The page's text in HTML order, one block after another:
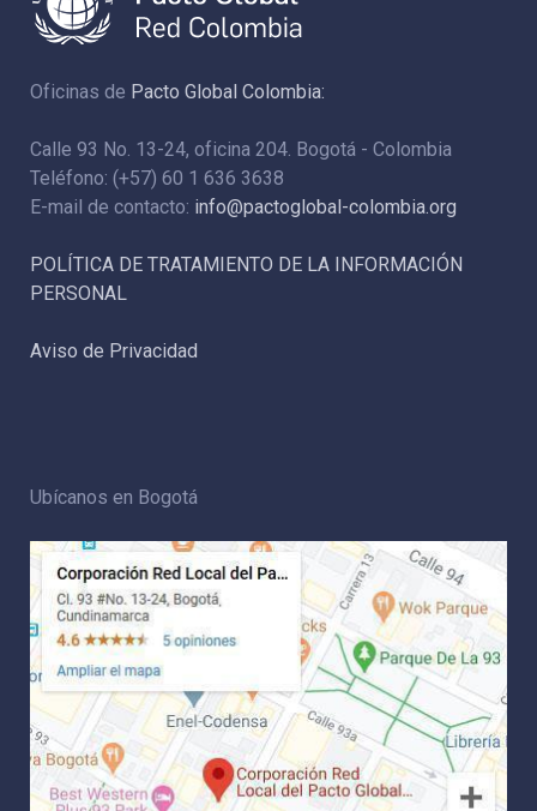
Oficinas de Pacto Global Colombia:
Calle 93 No. 13-24, oficina 204. Bogotá - Colombia
Teléfono: (+57) 60 1 636 3638
E-mail de contacto: info@pactoglobal-colombia.org
POLÍTICA DE TRATAMIENTO DE LA INFORMACIÓN
PERSONAL
Aviso de Privacidad
Ubícanos en Bogotá